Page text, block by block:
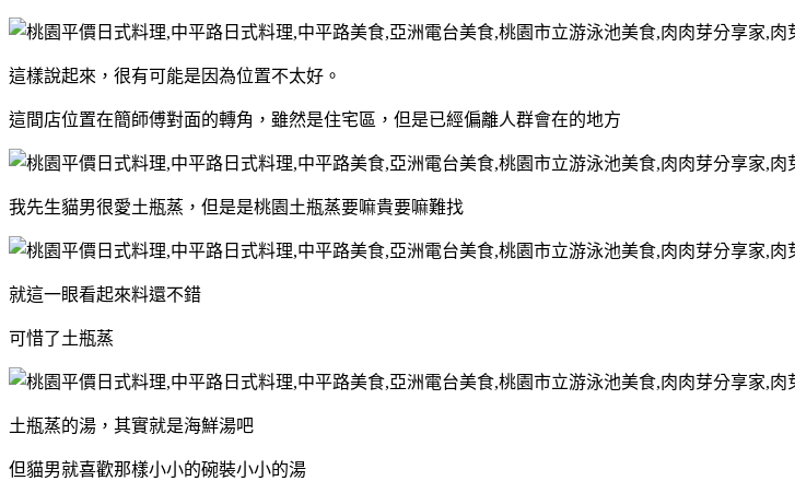
這樣說起來，很有可能是因為位置不太好。
這間店位置在簡師傅對面的轉角，雖然是住宅區，但是已經偏離人群會在的地方
我先生貓男很愛土瓶蒸，但是是桃園土瓶蒸要嘛貴要嘛難找
就這一眼看起來料還不錯
可惜了土瓶蒸
土瓶蒸的湯，其實就是海鮮湯吧
但貓男就喜歡那樣小小的碗裝小小的湯